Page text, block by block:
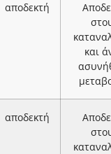
αποδεκτή
και
αποδεκτή